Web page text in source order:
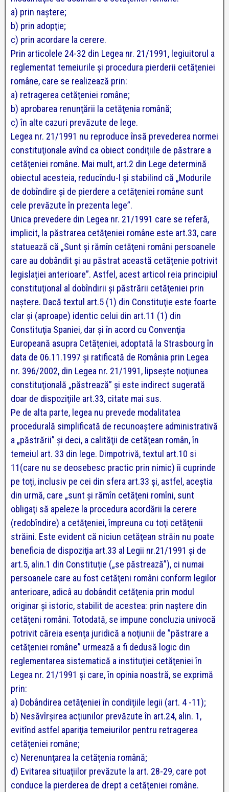
a) prin naştere;
b) prin adopţie;
c) prin acordare la cerere.
Prin articolele 24-32 din Legea nr. 21/1991, legiuitorul a
reglementat temeiurile şi procedura pierderii cetăţeniei
române, care se realizează prin:
a) retragerea cetăţeniei române;
b) aprobarea renunţării la cetăţenia română;
c) în alte cazuri prevăzute de lege.
Legea nr. 21/1991 nu reproduce însă prevederea normei
constituţionale avînd ca obiect condiţiile de păstrare a
cetăţeniei române. Mai mult, art.2 din Lege determină
obiectul acesteia, reducîndu-l şi stabilind că „Modurile
de dobîndire şi de pierdere a cetăţeniei române sunt
cele prevăzute în prezenta lege”.
Unica prevedere din Legea nr. 21/1991 care se referă,
implicit, la păstrarea cetăţeniei române este art.33, care
statuează că „Sunt şi rămîn cetăţeni români persoanele
care au dobândit şi au păstrat această cetăţenie potrivit
legislaţiei anterioare”. Astfel, acest articol reia principiul
constituţional al dobîndirii şi păstrării cetăţeniei prin
naştere. Dacă textul art.5 (1) din Constituţie este foarte
clar şi (aproape) identic celui din art.11 (1) din
Constituţia Spaniei, dar şi în acord cu Convenţia
Europeană asupra Cetăţeniei, adoptată la Strasbourg în
data de 06.11.1997 şi ratificată de România prin Legea
nr. 396/2002, din Legea nr. 21/1991, lipseşte noţiunea
constituţională „păstrează” şi este indirect sugerată
doar de dispoziţiile art.33, citate mai sus.
Pe de alta parte, legea nu prevede modalitatea
procedurală simplificată de recunoaştere administrativă
a „păstrării” şi deci, a calităţii de cetăţean român, în
temeiul art. 33 din lege. Dimpotrivă, textul art.10 si
11(care nu se deosebesc practic prin nimic) îi cuprinde
pe toţi, inclusiv pe cei din sfera art.33 şi, astfel, aceştia
din urmă, care „sunt şi rămîn cetăţeni romîni, sunt
obligaţi să apeleze la procedura acordării la cerere
(redobîndire) a cetăţeniei, împreuna cu toţi cetăţenii
străini. Este evident că niciun cetăţean străin nu poate
beneficia de dispoziţia art.33 al Legii nr.21/1991 şi de
art.5, alin.1 din Constituţie („se păstrează”), ci numai
persoanele care au fost cetăţeni români conform legilor
anterioare, adicâ au dobândit cetăţenia prin modul
originar şi istoric, stabilit de acestea: prin naştere din
cetăţeni români. Totodată, se impune concluzia univocă
potrivit căreia esenţa juridică a noţiunii de ”păstrare a
cetăţeniei române” urmează a fi dedusă logic din
reglementarea sistematică a instituţiei cetăţeniei în
Legea nr. 21/1991 şi care, în opinia noastră, se exprimă
prin:
a) Dobândirea cetăţeniei în condiţiile legii (art. 4 -11);
b) Nesăvîrşirea acţiunilor prevăzute în art.24, alin. 1,
evitînd astfel apariţia temeiurilor pentru retragerea
cetăţeniei române;
c) Nerenunţarea la cetăţenia română;
d) Evitarea situaţiilor prevăzute la art. 28-29, care pot
conduce la pierderea de drept a cetăţeniei române.